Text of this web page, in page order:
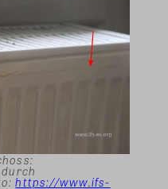
https://www.ifs-